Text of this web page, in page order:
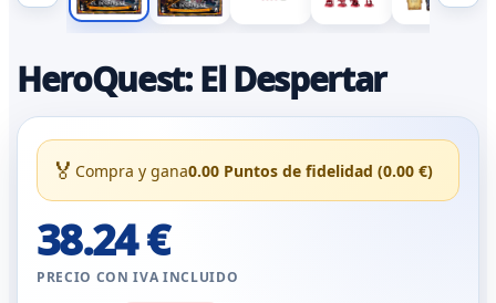
HeroQuest: El Despertar
🏅 Compra y gana0.00 Puntos de fidelidad (0.00 €)
38.24 €
PRECIO CON IVA INCLUIDO